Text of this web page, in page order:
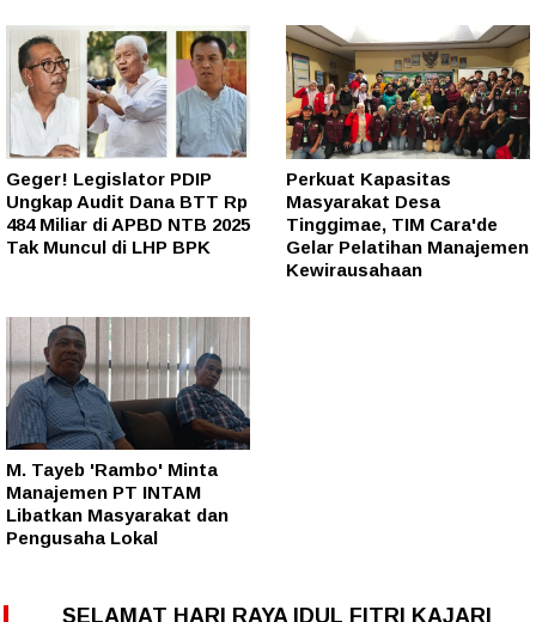
Geger! Legislator PDIP
Ungkap Audit Dana BTT Rp
484 Miliar di APBD NTB 2025
Tak Muncul di LHP BPK
Perkuat Kapasitas
Masyarakat Desa
Tinggimae, TIM Cara'de
Gelar Pelatihan Manajemen
Kewirausahaan
M. Tayeb 'Rambo' Minta
Manajemen PT INTAM
Libatkan Masyarakat dan
Pengusaha Lokal
SELAMAT HARI RAYA IDUL FITRI KAJARI